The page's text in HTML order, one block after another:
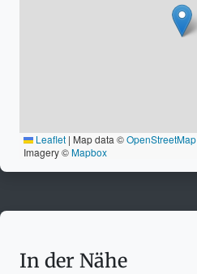
Leaflet | Map data ©OpenStreetMap
Imagery ©Mapbox
In der Nähe